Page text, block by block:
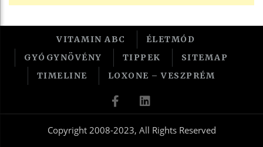
VITAMIN ABC
ÉLETMÓD
GYÓGYNÖVÉNY
TIPPEK
SITEMAP
TIMELINE
LOXONE – VESZPRÉM
Copyright 2008-2023, All Rights Reserved